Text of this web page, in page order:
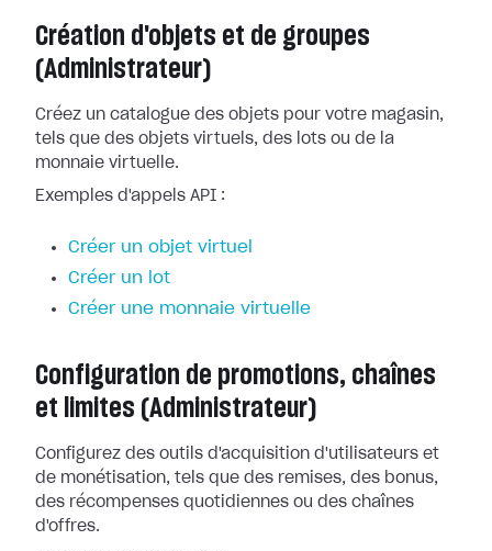
Création d'objets et de groupes
(Administrateur)
Créez un catalogue des objets pour votre magasin,
tels que des objets virtuels, des lots ou de la
monnaie virtuelle.
Exemples d'appels API :
Créer un objet virtuel
Créer un lot
Créer une monnaie virtuelle
Configuration de promotions, chaînes
et limites (Administrateur)
Configurez des outils d'acquisition d'utilisateurs et
de monétisation, tels que des remises, des bonus,
des récompenses quotidiennes ou des chaînes
d'offres.